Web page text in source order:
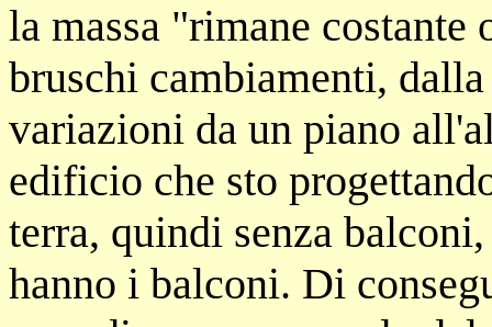
la massa "rimane costante
bruschi cambiamenti,
variazioni da un piano
edificio che sto
terra, quindi senza
hanno i balconi. Di